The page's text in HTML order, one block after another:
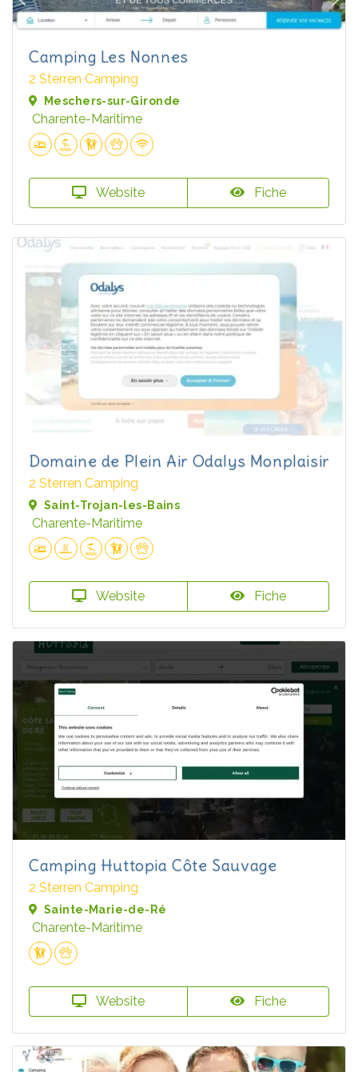
Camping Les Nonnes
2 Sterren Camping
Meschers-sur-Gironde
Charente-Maritime
Website Fiche
Domaine de Plein Air Odalys Monplaisir
2 Sterren Camping
Saint-Trojan-les-Bains
Charente-Maritime
Website Fiche
Camping Huttopia Côte Sauvage
2 Sterren Camping
Sainte-Marie-de-Ré
Charente-Maritime
Website Fiche